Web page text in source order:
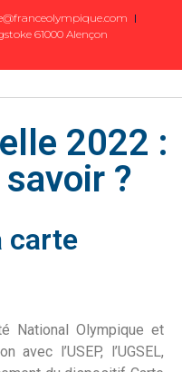
61000 Alençon
2022 :
?
carte
National Olympique et
avec l’USEP, l’UGSEL,